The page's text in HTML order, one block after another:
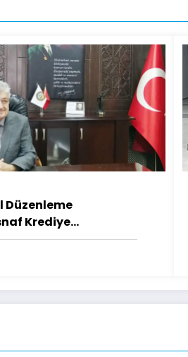
Düzenleme
Krediye